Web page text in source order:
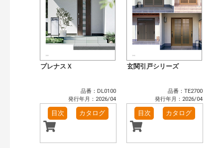
プレナスＸ
品番：DL0100
発行年月：2026/04
目次 カタログ
玄関引戸シリーズ
品番：TE2700
発行年月：2026/04
目次 カタログ